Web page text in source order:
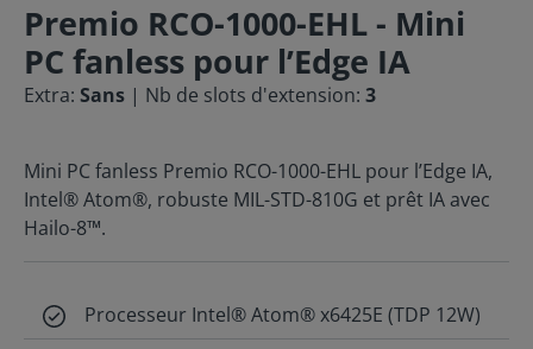
Premio RCO-1000-EHL - Mini
PC fanless pour l’Edge IA
Extra: Sans | Nb de slots d'extension: 3
Mini PC fanless Premio RCO-1000-EHL pour l’Edge IA,
Intel® Atom®, robuste MIL-STD-810G et prêt IA avec
Hailo-8™.
Processeur Intel® Atom® x6425E (TDP 12W)